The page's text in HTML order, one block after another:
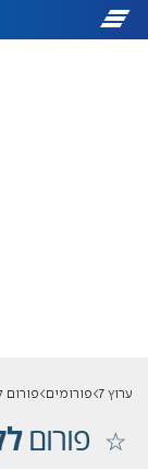
ערוץ 7 פורומים פורום
פורום